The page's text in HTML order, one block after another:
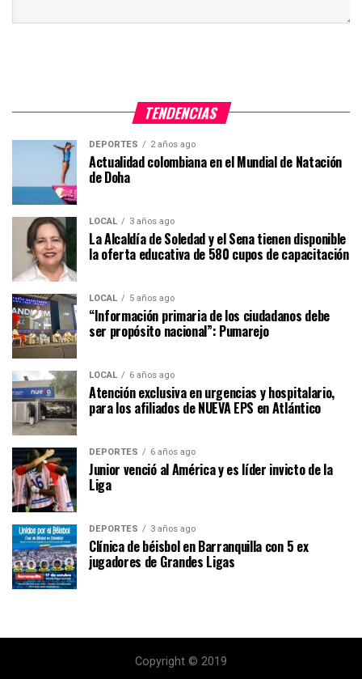
TENDENCIAS
DEPORTES 2 años ago
Actualidad colombiana en el Mundial de Natación
de Doha
LOCAL 3 años ago
La Alcaldía de Soledad y el Sena tienen disponible
la oferta educativa de 580 cupos de capacitación
LOCAL 5 años ago
“Información primaria de los ciudadanos debe
ser propósito nacional”: Pumarejo
LOCAL 6 años ago
Atención exclusiva en urgencias y hospitalario,
para los afiliados de NUEVA EPS en Atlántico
DEPORTES 6 años ago
Junior venció al América y es líder invicto de la
Liga
DEPORTES 3 años ago
Clínica de béisbol en Barranquilla con 5 ex
jugadores de Grandes Ligas
Copyright © 2019